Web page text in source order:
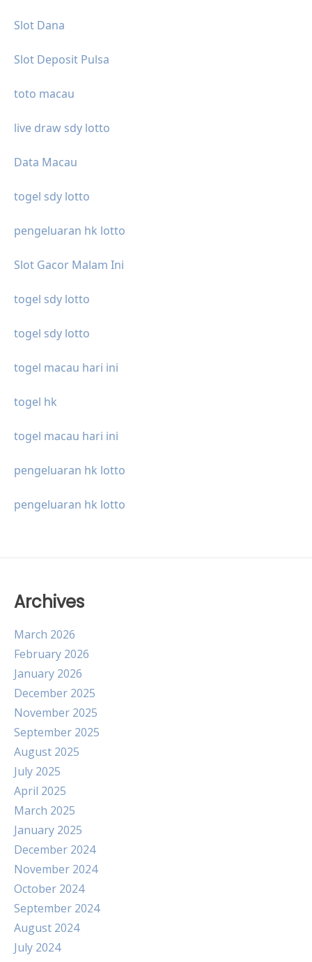
Slot Dana
Slot Deposit Pulsa
toto macau
live draw sdy lotto
Data Macau
togel sdy lotto
pengeluaran hk lotto
Slot Gacor Malam Ini
togel sdy lotto
togel sdy lotto
togel macau hari ini
togel hk
togel macau hari ini
pengeluaran hk lotto
pengeluaran hk lotto
Archives
March 2026
February 2026
January 2026
December 2025
November 2025
September 2025
August 2025
July 2025
April 2025
March 2025
January 2025
December 2024
November 2024
October 2024
September 2024
August 2024
July 2024